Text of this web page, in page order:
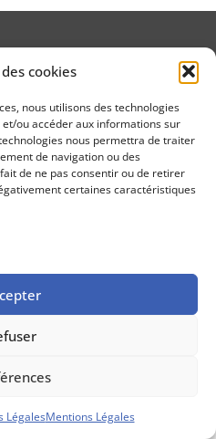
cookies
nous utilisons des technologies
ou accéder aux informations sur
nous permettra de traiter
de navigation ou des
de ne pas consentir ou de retirer
certaines caractéristiques
LégalesMentions Légales
Propos Utiles est
une publication
des Editions
Marigny
Politique cookie